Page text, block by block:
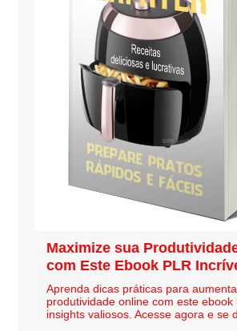
Maximize sua
com Este Ebook PLR
Aprenda dicas práticas para
produtividade online com este ebook
insights valiosos. Acesse agora e se